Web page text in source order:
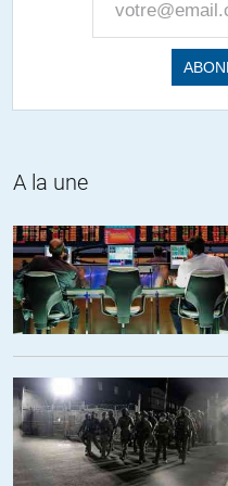
Oui, oui, oui , la vidéo de
J’avais oublié le lien, pardon :
+5 ALERTER
« Crépuscule » est très
on peut aussi le lire en
+10 ALERTER
A la une